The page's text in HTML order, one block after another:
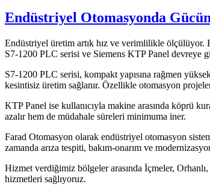
Endüstriyel Otomasyonda
Endüstriyel üretim artık hız ve verimlilikle ölçülüyor.
S7-1200 PLC serisi ve Siemens KTP Panel devreye
S7-1200 PLC serisi, kompakt yapısına rağmen
kesintisiz üretim sağlanır. Özellikle otomasyon
KTP Panel ise kullanıcıyla makine arasında köprü
azalır hem de müdahale süreleri minimuma iner.
Farad Otomasyon olarak endüstriyel otomasyon
zamanda arıza tespiti, bakım-onarım ve
Hizmet verdiğimiz bölgeler arasında İçmeler,
hizmetleri sağlıyoruz.